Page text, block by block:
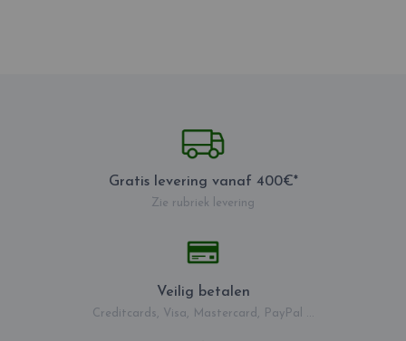
Gratis levering vanaf 400€*
Zie rubriek levering
Veilig betalen
Creditcards, Visa, Mastercard, PayPal ...